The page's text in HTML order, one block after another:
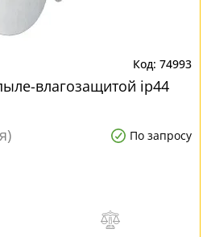
74993
влагозащитой ip44
По запросу